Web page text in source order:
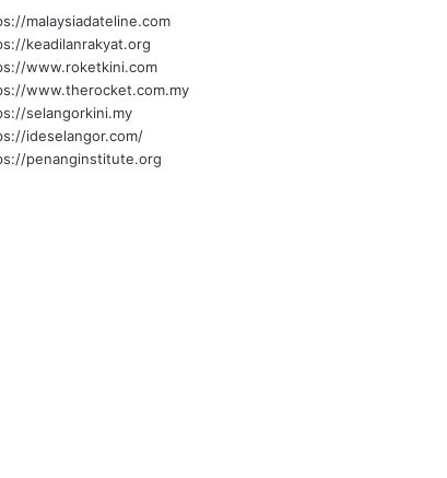
malaysiadateline.com
keadilanrakyat.org
www.roketkini.com
www.therocket.com.my
selangorkini.my
ideselangor.com/
penanginstitute.org